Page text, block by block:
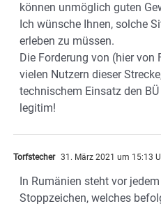
können unmöglich guten
Ich wünsche Ihnen, solche
erleben zu müssen.
Die Forderung von (hier von
vielen Nutzern dieser
technischem Einsatz den
legitim!
Torfstecher 31. März 2021 um 15:13
In Rumänien steht vor
Stoppzeichen, welches